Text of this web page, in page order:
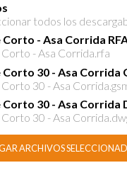
todos los
Corto - Asa Corrida
Corto - Asa Corrida.rfa
Corto 30 - Asa Corrida
Corto 30 - Asa
Corto 30 - Asa Corrida
Corto 30 - Asa
ARCHIVOS